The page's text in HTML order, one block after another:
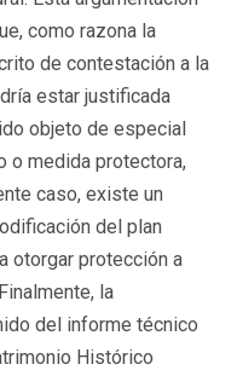
como razona la
de contestación a la
estar justificada
objeto de especial
o medida protectora,
caso, existe un
del plan
otorgar protección a
la
del informe técnico
Histórico